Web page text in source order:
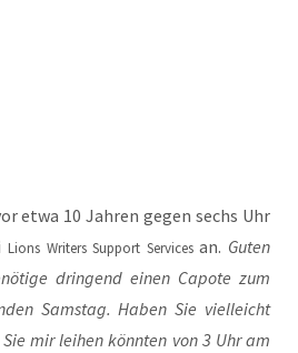
etwa 10 Jah­ren gegen sechs Uhr
Lions Wri­ters Sup­port Ser­vicesan. Guten
drin­gend einen Capo­te zum
Sams­tag. Haben Sie viel­leicht
mir lei­hen könn­ten von 3 Uhr am